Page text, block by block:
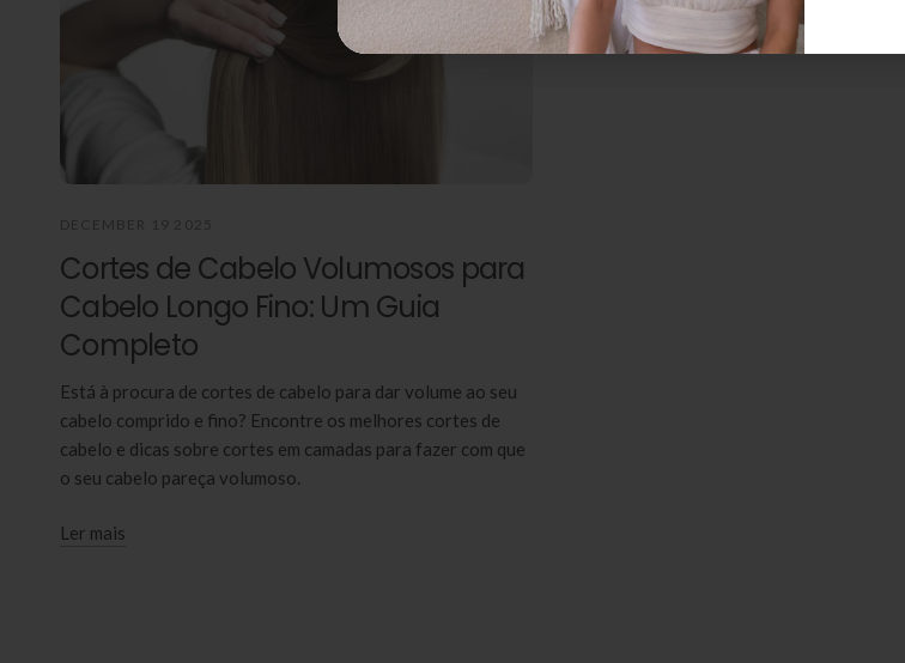
Cortes de Cabelo Volumosos para
Cabelo Longo Fino: Um Guia
Completo
Está à procura de cortes de cabelo para dar volume ao seu
cabelo comprido e fino? Encontre os melhores cortes de
cabelo e dicas sobre cortes em camadas para fazer com que
o seu cabelo pareça volumoso.
Ler mais